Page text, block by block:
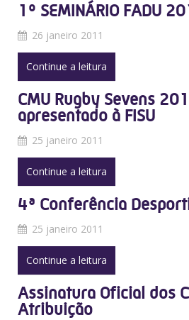
1º SEMINÁRIO FADU
26 janeiro 2011
Continue a leitura
CMU Rugby Sevens
apresentado à FISU
25 janeiro 2011
Continue a leitura
4ª Conferência
25 janeiro 2011
Continue a leitura
Assinatura Oficial dos
Atribuição